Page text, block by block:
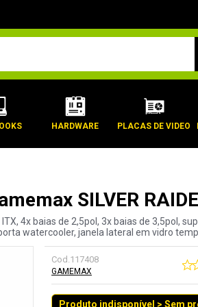
HARDWARE PLACAS DE VIDEO
SILVER
4x baias de 2,5pol, 3x baias de 3,5pol,
watercooler, janela lateral em vidro
Cod.117408
GAMEMAX
Produto indisponível > Sem